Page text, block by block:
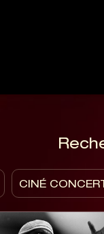
CINÉ CONCERT